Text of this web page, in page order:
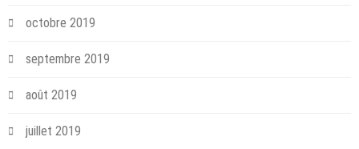
octobre 2019
septembre 2019
août 2019
juillet 2019